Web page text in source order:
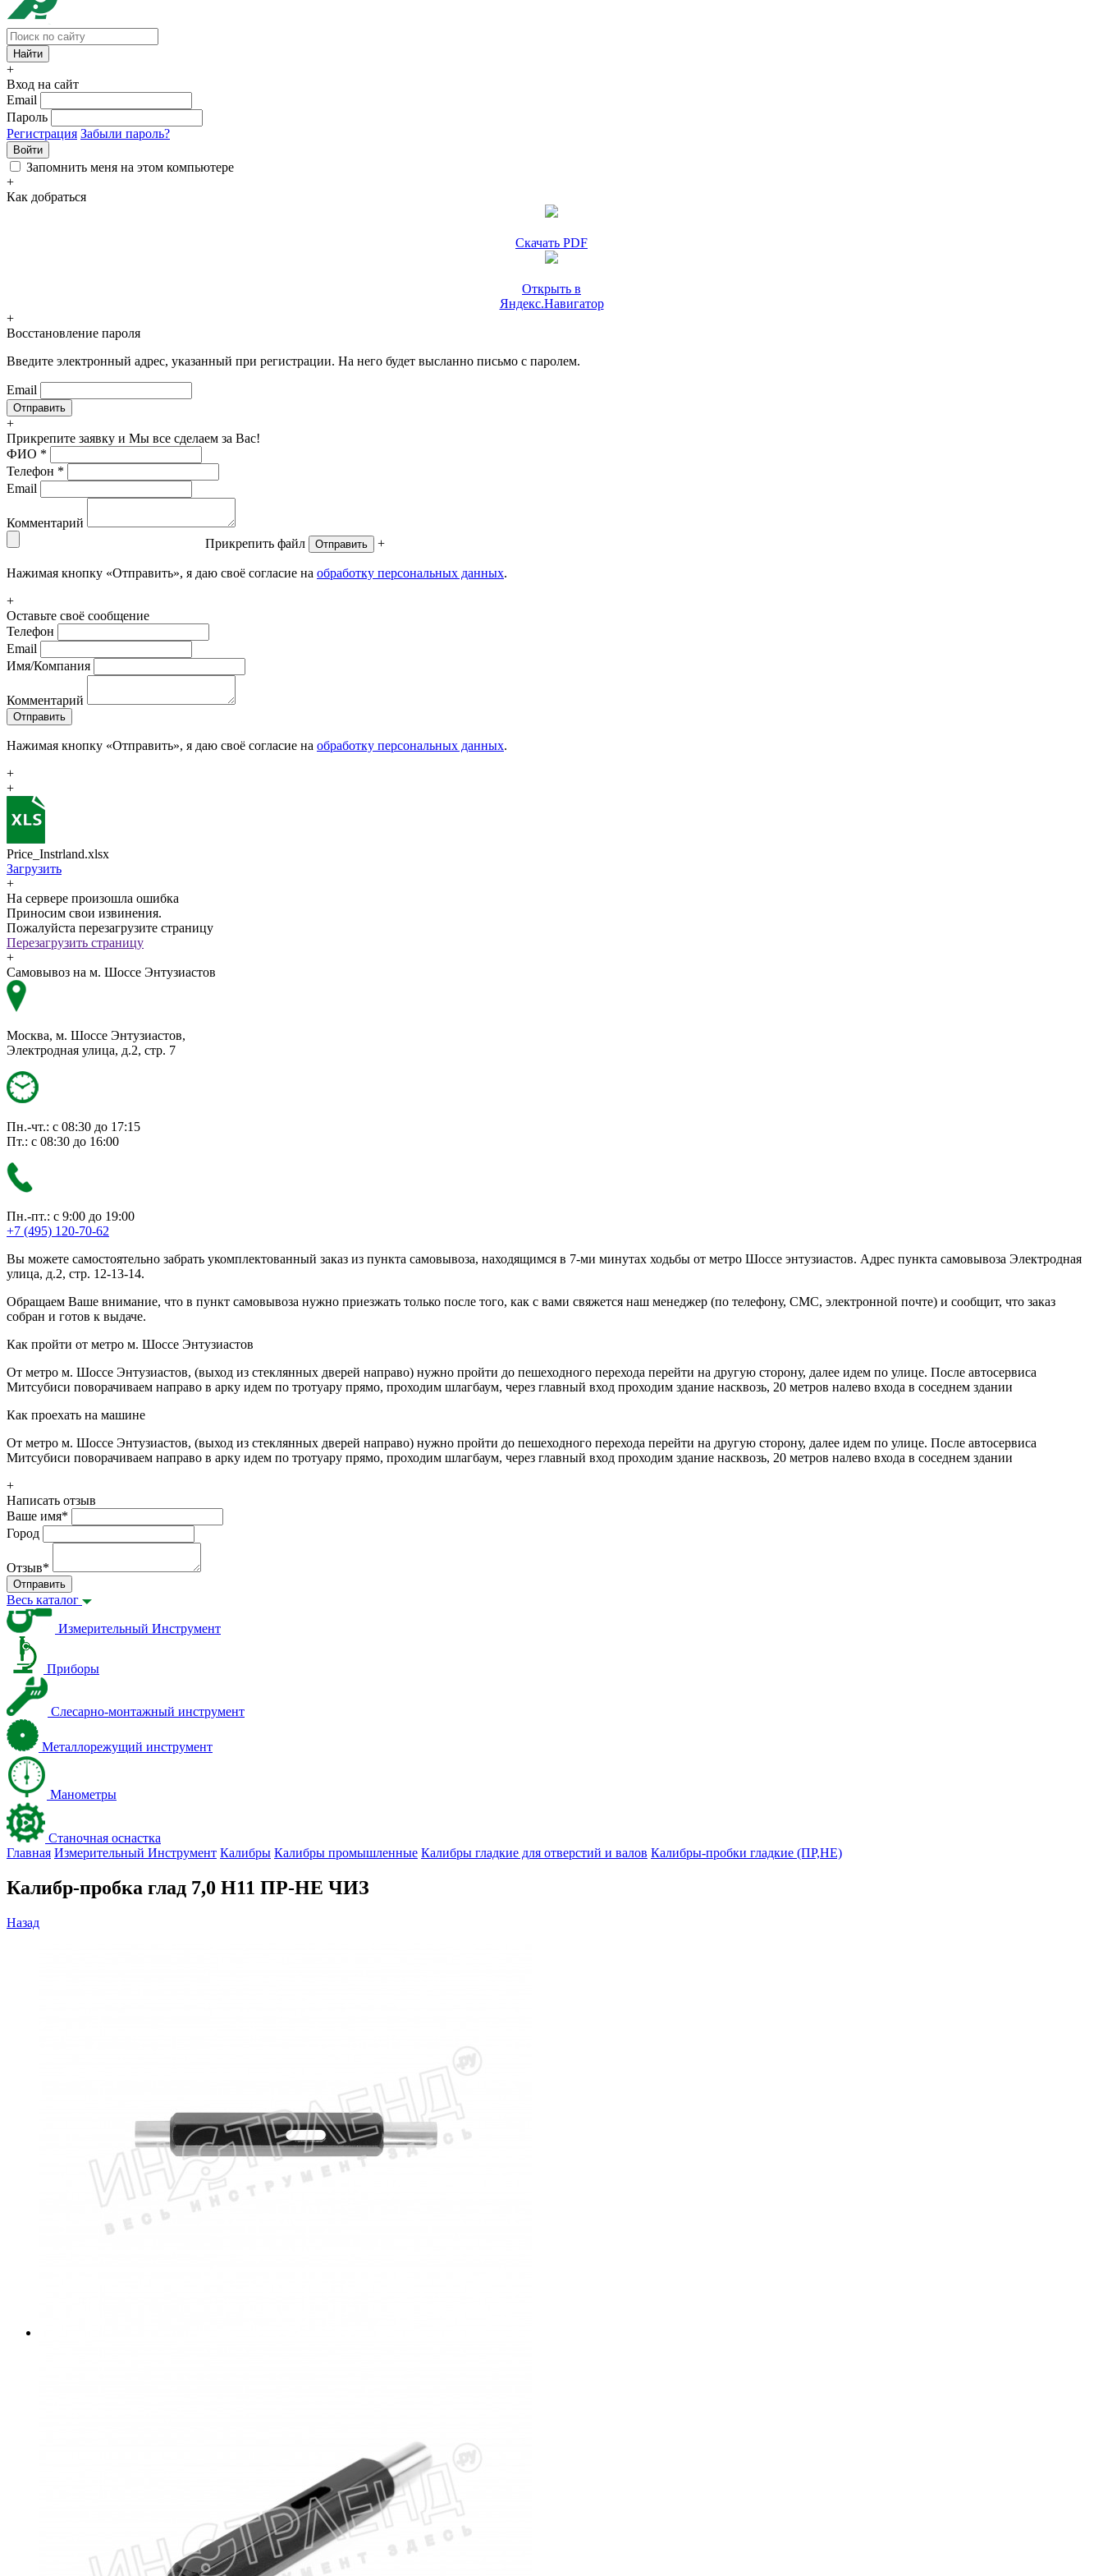
+
Вход на сайт
Email
Пароль
Регистрация Забыли пароль?
Войти
Запомнить меня на этом компьютере
+
Как добраться
Скачать PDF
Открыть в
Яндекс.Навигатор
+
Восстановление пароля
Введите электронный адрес, указанный при регистрации. На него будет высланно письмо с паролем.
Email
+
Прикрепите заявку и Мы все сделаем за Вас!
ФИО *
Телефон *
Email
Комментарий
Прикрепить файл
Отправить +
Нажимая кнопку «Отправить», я даю своё согласие на обработку персональных данных.
+
Оставьте своё сообщение
Телефон
Email
Имя/Компания
Комментарий
Отправить
Нажимая кнопку «Отправить», я даю своё согласие на обработку персональных данных.
+
+
Price_Instrland.xlsx
Загрузить
+
На сервере произошла ошибка
Приносим свои извинения.
Пожалуйста перезагрузите страницу
Перезагрузить страницу
+
Самовывоз на м. Шоссе Энтузиастов
Москва, м. Шоссе Энтузиастов,
Электродная улица, д.2, стр. 7
Пн.-чт.: с 08:30 до 17:15
Пт.: с 08:30 до 16:00
Пн.-пт.: с 9:00 до 19:00
+7 (495) 120-70-62
Вы можете самостоятельно забрать укомплектованный заказ из пункта самовывоза, находящимся в 7-ми минутах ходьбы от метро Шоссе энтузиастов. Адрес пункта самовывоза Электродная
улица, д.2, стр. 12-13-14.
Обращаем Ваше внимание, что в пункт самовывоза нужно приезжать только после того, как с вами свяжется наш менеджер (по телефону, СМС, электронной почте) и сообщит, что заказ
собран и готов к выдаче.
Как пройти от метро м. Шоссе Энтузиастов
От метро м. Шоссе Энтузиастов, (выход из стеклянных дверей направо) нужно пройти до пешеходного перехода перейти на другую сторону, далее идем по улице. После автосервиса
Митсубиси поворачиваем направо в арку идем по тротуару прямо, проходим шлагбаум, через главный вход проходим здание насквозь, 20 метров налево входа в соседнем здании
Как проехать на машине
От метро м. Шоссе Энтузиастов, (выход из стеклянных дверей направо) нужно пройти до пешеходного перехода перейти на другую сторону, далее идем по улице. После автосервиса
Митсубиси поворачиваем направо в арку идем по тротуару прямо, проходим шлагбаум, через главный вход проходим здание насквозь, 20 метров налево входа в соседнем здании
+
Написать отзыв
Ваше имя*
Город
Отзыв*
Отправить
Весь каталог
Измерительный Инструмент
Приборы
Слесарно-монтажный инструмент
Металлорежущий инструмент
Манометры
Станочная оснастка
Главная Измерительный Инструмент Калибры Калибры промышленные Калибры гладкие для отверстий и валов Калибры-пробки гладкие (ПР,НЕ)
Калибр-пробка глад 7,0 H11 ПР-НЕ ЧИЗ
Назад